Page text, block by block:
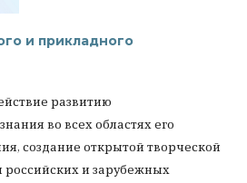
и прикладного
развитию
во всех областях его
создание открытой творческой
и зарубежных